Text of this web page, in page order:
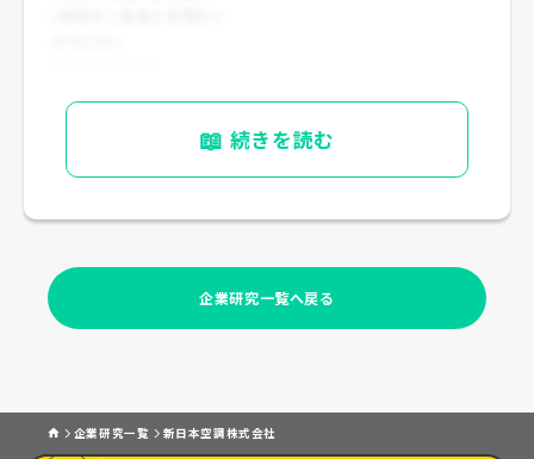
などの資格は、キャリア上かなり有利です。
📖 続きを読む
企業研究一覧へ戻る
企業研究一覧 新日本空調株式会社